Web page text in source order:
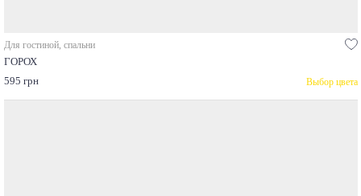
Для гостиной, спальни
ГОРОХ
595 грн
Выбор цвета